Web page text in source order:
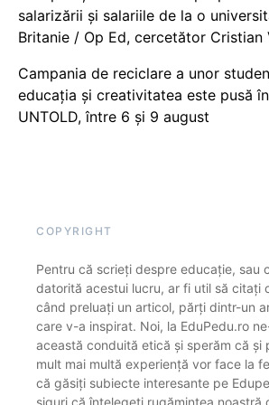
salarizării și salariile de la o
Britanie / Op Ed, cercetător Cristian
Campania de reciclare a unor
educația și creativitatea este pusă
UNTOLD, între 6 și 9 august
COPYRIGHT
Pentru că scrieți despre educație, sau
datorită acestui lucru, ar fi util să citați
când preluați un articol, părți dintr-un
care v-a inspirat. Noi, la EduPedu.ro
această conduită etică și sperăm că și
mult mai multă experiență vor face la
că găsiți subiecte interesante pe
siguri că înțelegeți rugămintea noastră